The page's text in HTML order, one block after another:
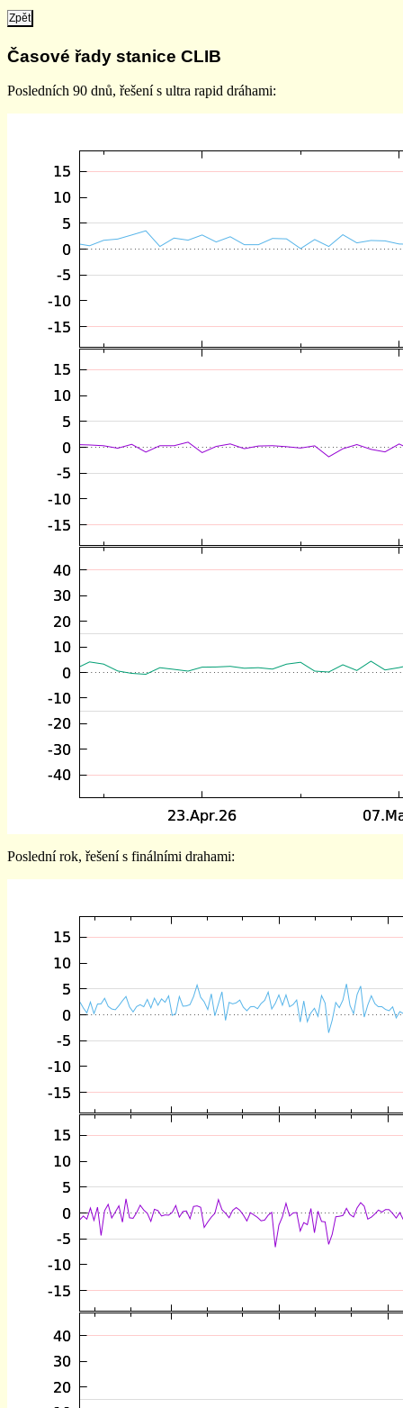
Zpět
Časové řady stanice CLIB
Posledních 90 dnů, řešení s ultra rapid dráhami:
Poslední rok, řešení s finálními drahami: